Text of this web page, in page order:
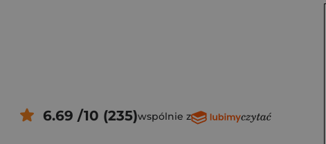
6.69 /10 (235)wspólnie z